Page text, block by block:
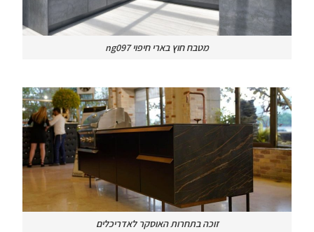
מטבח חוץ בארי חיפוי ng097
זוכה בתחרות האוסקר לאדריכלים